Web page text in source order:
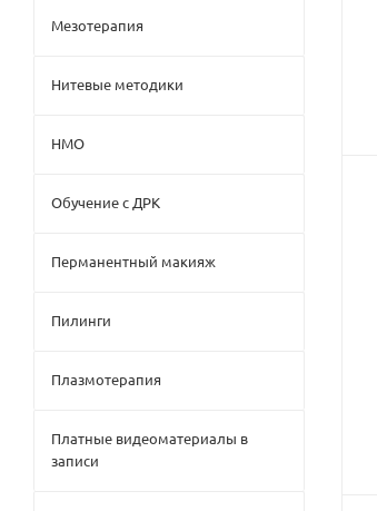
Мезотерапия
Нитевые методики
НМО
Обучение с ДРК
Перманентный макияж
Пилинги
Плазмотерапия
Платные видеоматериалы в
записи